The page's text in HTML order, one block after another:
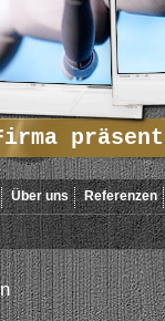
Über uns Referenzen